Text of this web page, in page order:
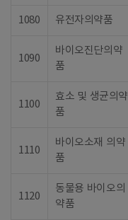
1080 유전자의약품
1090
바이오진단의약
품
1100
효소 및 생균의약
품
1110
바이오소재 의약
품
1120
동물용 바이오의
약품